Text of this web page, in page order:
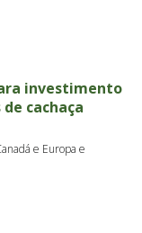
investimento
cachaça
e Europa e